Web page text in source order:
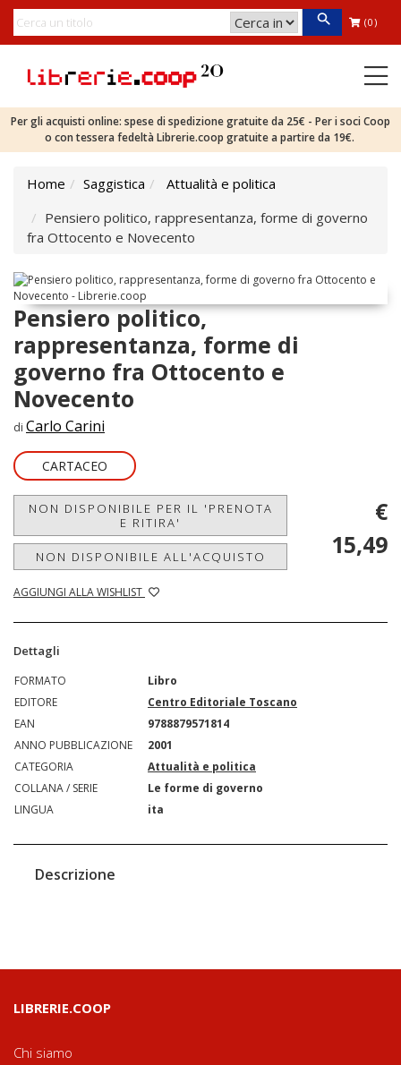
(0)
Per gli acquisti online: spese di spedizione gratuite da 25€ - Per i soci Coop
o con tessera fedeltà Librerie.coop gratuite a partire da 19€.
Home Saggistica
Attualità e politica
Pensiero politico, rappresentanza, forme di governo
fra Ottocento e Novecento
Pensiero politico,
rappresentanza, forme di
governo fra Ottocento e
Novecento
di Carlo Carini
CARTACEO
NON DISPONIBILE PER IL 'PRENOTA
E RITIRA'
NON DISPONIBILE ALL'ACQUISTO
AGGIUNGI ALLA WISHLIST
€
15,49
Dettagli
FORMATO
Libro
EDITORE
Centro Editoriale Toscano
EAN
9788879571814
ANNO PUBBLICAZIONE
2001
CATEGORIA
Attualità e politica
COLLANA / SERIE
Le forme di governo
LINGUA
ita
Descrizione
LIBRERIE.COOP
Chi siamo